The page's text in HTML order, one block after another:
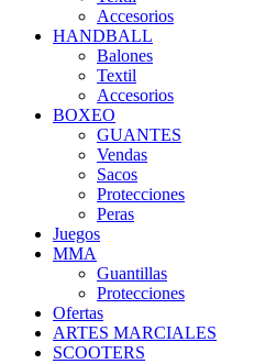
Accesorios
HANDBALL
Balones
Textil
Accesorios
BOXEO
GUANTES
Vendas
Sacos
Protecciones
Peras
Juegos
MMA
Guantillas
Protecciones
Ofertas
ARTES MARCIALES
SCOOTERS